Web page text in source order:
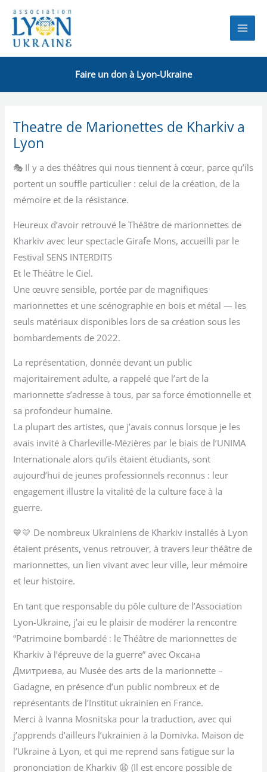
Aller
contenu
Faire un don à Lyon-Ukraine
Theatre de Marionettes de Kharkiv a
Lyon
🎭 Il y a des théâtres qui nous tiennent à cœur, parce qu’ils
portent un souffle particulier : celui de la création, de la
mémoire et de la résistance.
Heureux d’avoir retrouvé le Théâtre de marionnettes de
Kharkiv avec leur spectacle Girafe Mons, accueilli par le
Festival SENS INTERDITS
Et le Théâtre le Ciel.
Une œuvre sensible, portée par de magnifiques
marionnettes et une scénographie en bois et métal — les
seuls matériaux disponibles lors de sa création sous les
bombardements de 2022.
La représentation, donnée devant un public
majoritairement adulte, a rappelé que l’art de la
marionnette s’adresse à tous, par sa force émotionnelle et
sa profondeur humaine.
La plupart des artistes, que j’avais connus lorsque je les
avais invité à Charleville-Mézières par le biais de l’UNIMA
Internationale alors qu’ils étaient étudiants, sont
aujourd’hui de jeunes professionnels reconnus : leur
engagement illustre la vitalité de la culture face à la
guerre.
💙💛 De nombreux Ukrainiens de Kharkiv installés à Lyon
étaient présents, venus retrouver, à travers leur théâtre de
marionnettes, un lien vivant avec leur ville, leur mémoire
et leur histoire.
En tant que responsable du pôle culture de l’Association
Lyon-Ukraine, j’ai eu le plaisir de modérer la rencontre
“Patrimoine bombardé : le Théâtre de marionnettes de
Kharkiv à l’épreuve de la guerre” avec Оксана
Дмитриева, au Musée des arts de la marionnette –
Gadagne, en présence d’un public nombreux et de
représentants de l’Institut ukrainien en France.
Merci à Ivanna Mosnitska pour la traduction, avec qui
j’apprends d’ailleurs l’ukrainien à la Domivka. Maison de
l’Ukraine à Lyon, et qui me reprend sans fatigue sur la
prononciation de Kharkiv 😩 (Il est encore possible de